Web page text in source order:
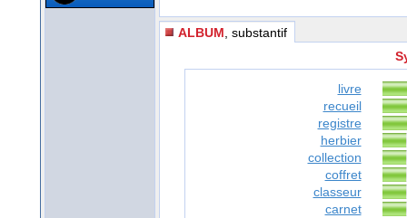
ALBUM , substantif
livre
recueil
registre
herbier
collection
coffret
classeur
carnet